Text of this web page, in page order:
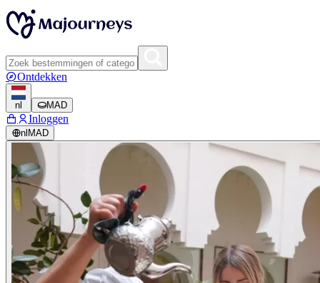
Ontdekken
nl MAD
Inloggen
nl MAD